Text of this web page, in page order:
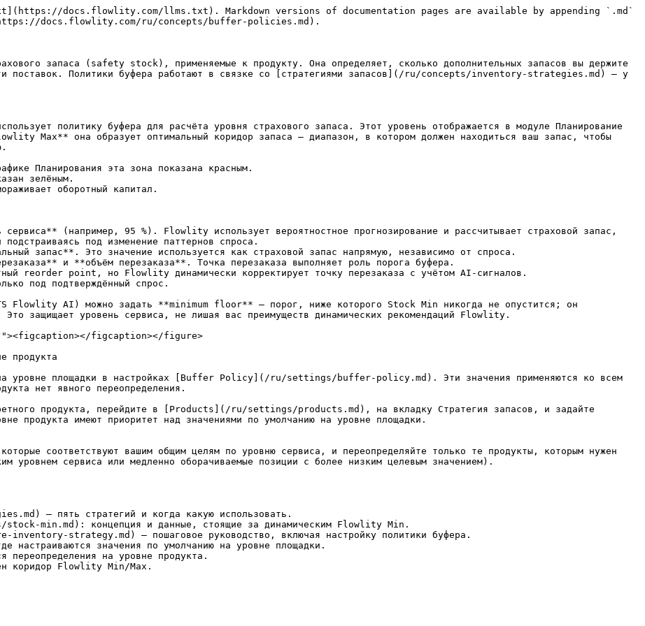
docs.flowlity.com/llms.txt). Markdown versions of documentation pages are available by appending `.md`
docs.flowlity.com/ru/concepts/buffer-policies.md).
запаса (safety stock), применяемые к продукту. Она определяет, сколько дополнительных запасов вы держите
поставок. Политики буфера работают в связке со [стратегиями запасов](/ru/concepts/inventory-strategies.md) — у
политику буфера для расчёта уровня страхового запаса. Этот уровень отображается в модуле Планирование
Max** она образует оптимальный коридор запаса — диапазон, в котором должен находиться ваш запас, чтобы
Планирования эта зона показана красным.
зелёным.
оборотный капитал.
(например, 95 %). Flowlity использует вероятностное прогнозирование и рассчитывает страховой запас,
под изменение паттернов спроса.
запас**. Это значение используется как страховой запас напрямую, независимо от спроса.
и **объём перезаказа**. Точка перезаказа выполняет роль порога буфера.
reorder point, но Flowlity динамически корректирует точку перезаказа с учётом AI-сигналов.
под подтверждённый спрос.
Flowlity AI) можно задать **minimum floor** — порог, ниже которого Stock Min никогда не опустится; он
защищает уровень сервиса, не лишая вас преимуществ динамических рекомендаций Flowlity.
figcaption></figure>
продукта
на уровне площадки в настройках [Buffer Policy](/ru/settings/buffer-policy.md). Эти значения применяются ко всем
нет явного переопределения.
продукта, перейдите в [Products](/ru/settings/products.md), на вкладку Стратегия запасов, и задайте
продукта имеют приоритет над значениями по умолчанию на уровне площадки.
соответствуют вашим общим целям по уровню сервиса, и переопределяйте только те продукты, которым нужен
уровнем сервиса или медленно оборачиваемые позиции с более низким целевым значением).
— пять стратегий и когда какую использовать.
min.md): концепция и данные, стоящие за динамическим Flowlity Min.
strategy.md) — пошаговое руководство, включая настройку политики буфера.
значения по умолчанию на уровне площадки.
на уровне продукта.